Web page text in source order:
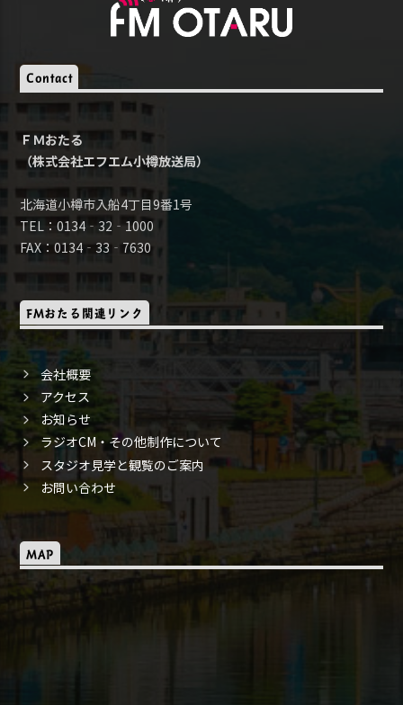
Contact
ＦＭおたる
（株式会社エフエム小樽放送局）
北海道小樽市入船4丁目9番1号
TEL：0134‐32‐1000
FAX：0134‐33‐7630
FMおたる関連リンク
会社概要
アクセス
お知らせ
ラジオCM・その他制作について
スタジオ見学と観覧のご案内
お問い合わせ
MAP